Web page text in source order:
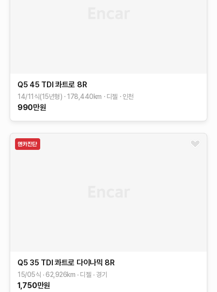
Q5 45 TDI 콰트로 8R
14/11식(15년형) 178,440km 디젤 인천
990만원
Q5 35 TDI 콰트로 다이나믹 8R
15/05식 62,926km 디젤 경기
1,750만원